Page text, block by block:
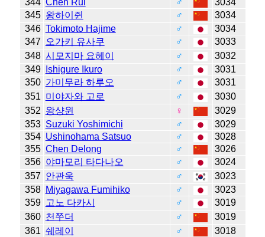
344 Chen Rui ♂
3034
345 왕하이쥔 ♂
3034
346 Tokimoto Hajime ♂
3034
347
오가키 유사쿠 ♂
3033
348 시모지마 요헤이 ♂
3032
349
Ishigure Ikuro ♂
3031
350 가미무라 하루오 ♂
3031
351 미야자와 고로 ♂
3030
352 왕샹윈 ♀
3029
353 Suzuki Yoshimichi ♂
3029
354 Ushinohama Satsuo ♂
3028
355 Chen Delong ♂
3026
356 야마모리 타다나오 ♂
3024
357 안관욱 ♂
3023
358 Miyagawa Fumihiko ♂
3023
359 고노 다카시 ♂
3019
360 천쭈더 ♂
3019
361 쉐레이 ♂
3018